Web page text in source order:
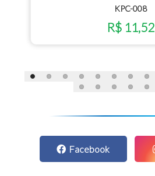
KPC-008
R$ 11,52
Facebook